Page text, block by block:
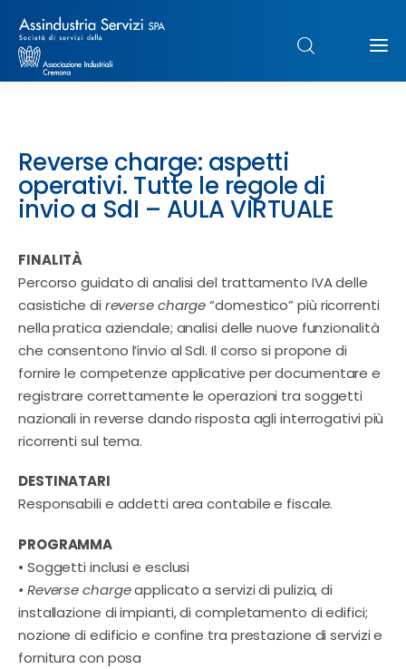
Struttura
Formazione
Paghe
Servizi & Sportelli
UNIMPIEGO
Contatti
Reverse charge: aspetti
operativi. Tutte le regole di
invio a SdI – AULA VIRTUALE
FINALITÀ
Percorso guidato di analisi del trattamento IVA delle
casistiche di reverse charge“domestico” più ricorrenti
nella pratica aziendale; analisi delle nuove funzionalità
che consentono l’invio al SdI. Il corso si propone di
fornire le competenze applicative per documentare e
registrare correttamente le operazioni tra soggetti
nazionali in reverse dando risposta agli interrogativi più
ricorrenti sul tema.
DESTINATARI
Responsabili e addetti area contabile e fiscale.
PROGRAMMA
• Soggetti inclusi e esclusi
• Reverse chargeapplicato a servizi di pulizia, di
installazione di impianti, di completamento di edifici;
nozione di edificio e confine tra prestazione di servizi e
fornitura con posa